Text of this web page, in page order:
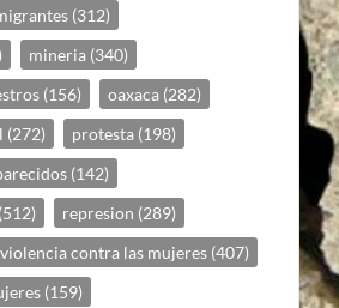
(312)
mineria (340)
(156) oaxaca (282)
(272) protesta (198)
(142)
(512) represion (289)
violencia contra las mujeres (407)
(159)